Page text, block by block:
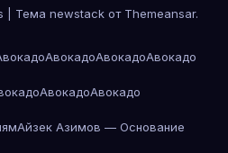
Тема newstack от Themeansar.
АвокадоАвокадоАвокадо
АвокадоАвокадо
Айзек Азимов — Основание